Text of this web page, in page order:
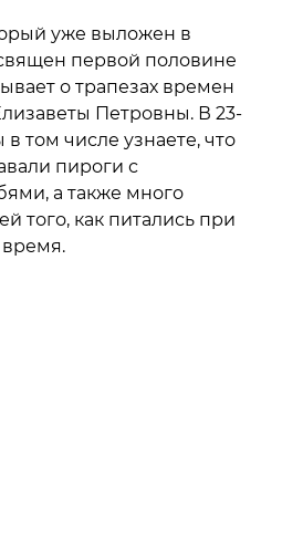
уже выложен в
первой половине
о трапезах времен
Петровны. В 23-
том числе узнаете, что
пироги с
а также много
того, как питались при
время.